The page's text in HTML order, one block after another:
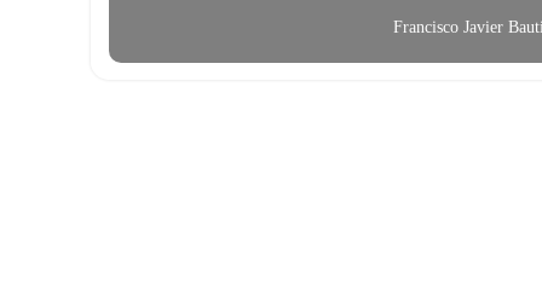
Francisco Javier